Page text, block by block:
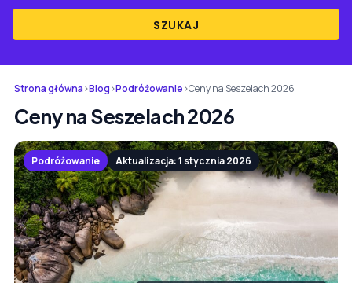
SZUKAJ
Strona główna›Blog›Podróżowanie›Ceny na Seszelach 2026
Ceny na Seszelach 2026
Podróżowanie Aktualizacja: 1 stycznia 2026